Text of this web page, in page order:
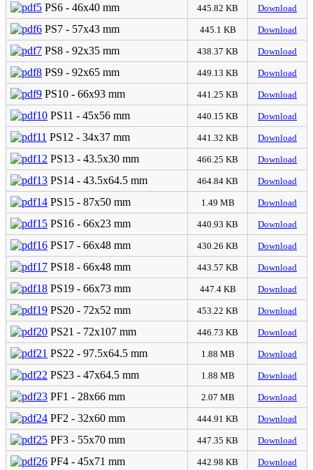
PS6 - 46x40 mm 445.82 KB Download
PS7 - 57x43 mm 445.1 KB Download
PS8 - 92x35 mm 438.37 KB Download
PS9 - 92x65 mm 449.13 KB Download
PS10 - 66x93 mm 441.25 KB Download
PS11 - 45x56 mm 440.15 KB Download
PS12 - 34x37 mm 441.32 KB Download
PS13 - 43.5x30 mm 466.25 KB Download
PS14 - 43.5x64.5 mm 464.84 KB Download
PS15 - 87x50 mm 1.49 MB Download
PS16 - 66x23 mm 440.93 KB Download
PS17 - 66x48 mm 430.26 KB Download
PS18 - 66x48 mm 443.57 KB Download
PS19 - 66x73 mm 447.4 KB Download
PS20 - 72x52 mm 453.22 KB Download
PS21 - 72x107 mm 446.73 KB Download
PS22 - 97.5x64.5 mm 1.88 MB Download
PS23 - 47x64.5 mm 1.88 MB Download
PF1 - 28x66 mm 2.07 MB Download
PF2 - 32x60 mm 444.91 KB Download
PF3 - 55x70 mm 447.35 KB Download
PF4 - 45x71 mm 442.98 KB Download